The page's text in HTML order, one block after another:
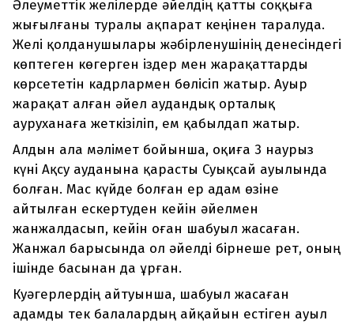
Әлеуметтік желілерде әйелдің қатты соққыға
жығылғаны туралы ақпарат кеңінен таралуда.
Желі қолданушылары жәбірленушінің денесіндегі
көптеген көгерген іздер мен жарақаттарды
көрсететін кадрлармен бөлісіп жатыр. Ауыр
жарақат алған әйел аудандық орталық
ауруханаға жеткізіліп, ем қабылдап жатыр.
Алдын ала мәлімет бойынша, оқиға 3 наурыз
күні Ақсу ауданына қарасты Суықсай ауылында
болған. Мас күйде болған ер адам өзіне
айтылған ескертуден кейін әйелмен
жанжалдасып, кейін оған шабуыл жасаған.
Жанжал барысында ол әйелді бірнеше рет, оның
ішінде басынан да ұрған.
Куәгерлердің айтуынша, шабуыл жасаған
адамды тек балалардың айқайын естіген ауыл